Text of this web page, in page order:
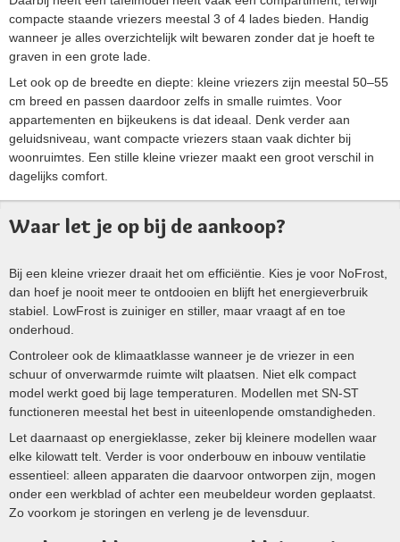
compacte staande vriezers meestal 3 of 4 lades bieden. Handig
wanneer je alles overzichtelijk wilt bewaren zonder dat je hoeft te
graven in een grote lade.
Let ook op de breedte en diepte: kleine vriezers zijn meestal 50–55
cm breed en passen daardoor zelfs in smalle ruimtes. Voor
appartementen en bijkeukens is dat ideaal. Denk verder aan
geluidsniveau, want compacte vriezers staan vaak dichter bij
woonruimtes. Een stille kleine vriezer maakt een groot verschil in
dagelijks comfort.
Waar let je op bij de aankoop?
Bij een kleine vriezer draait het om efficiëntie. Kies je voor NoFrost,
dan hoef je nooit meer te ontdooien en blijft het energieverbruik
stabiel. LowFrost is zuiniger en stiller, maar vraagt af en toe
onderhoud.
Controleer ook de klimaatklasse wanneer je de vriezer in een
schuur of onverwarmde ruimte wilt plaatsen. Niet elk compact
model werkt goed bij lage temperaturen. Modellen met SN-ST
functioneren meestal het best in uiteenlopende omstandigheden.
Let daarnaast op energieklasse, zeker bij kleinere modellen waar
elke kilowatt telt. Verder is voor onderbouw en inbouw ventilatie
essentieel: alleen apparaten die daarvoor ontworpen zijn, mogen
onder een werkblad of achter een meubeldeur worden geplaatst.
Zo voorkom je storingen en verleng je de levensduur.